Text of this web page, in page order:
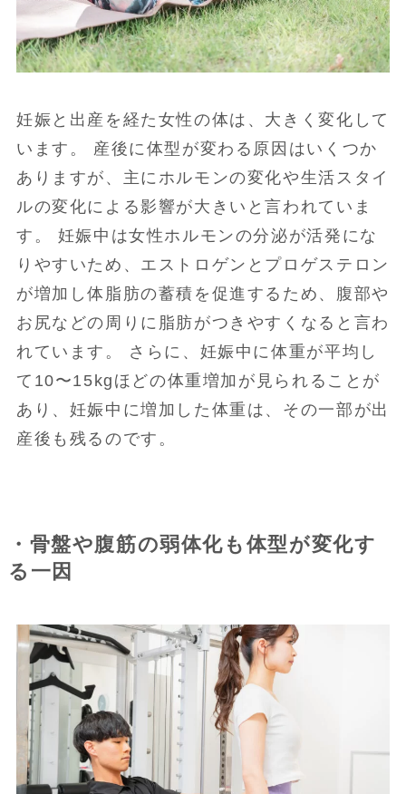
妊娠と出産を経た女性の体は、大きく変化して
います。 産後に体型が変わる原因はいくつか
ありますが、主にホルモンの変化や生活スタイ
ルの変化による影響が大きいと言われていま
す。 妊娠中は女性ホルモンの分泌が活発にな
りやすいため、エストロゲンとプロゲステロン
が増加し体脂肪の蓄積を促進するため、腹部や
お尻などの周りに脂肪がつきやすくなると言わ
れています。 さらに、妊娠中に体重が平均し
て10〜15kgほどの体重増加が見られることが
あり、妊娠中に増加した体重は、その一部が出
産後も残るのです。
・骨盤や腹筋の弱体化も体型が変化す
る一因